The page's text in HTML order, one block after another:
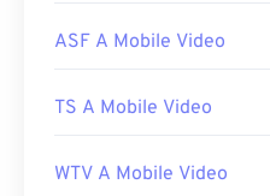
ASF A Mobile Video
TS A Mobile Video
WTV A Mobile Video